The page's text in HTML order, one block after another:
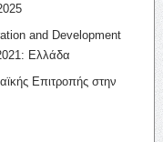
and Development
Ελλάδα
Επιτροπής στην